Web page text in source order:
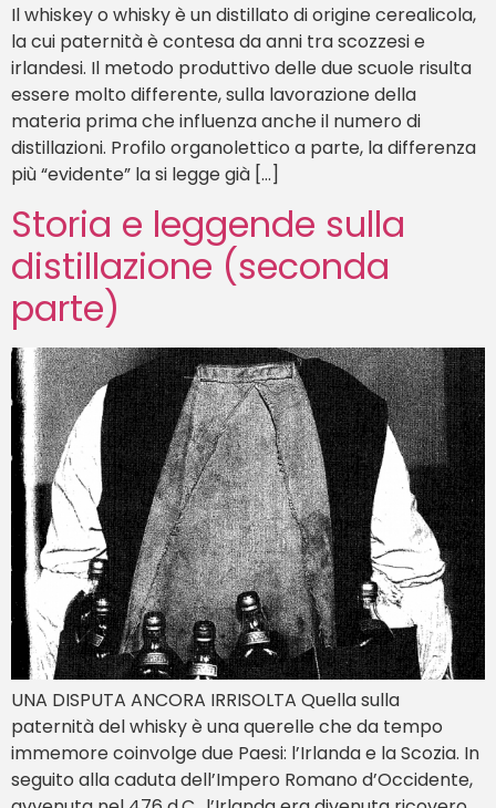
Il whiskey o whisky è un distillato di origine cerealicola,
la cui paternità è contesa da anni tra scozzesi e
irlandesi. Il metodo produttivo delle due scuole risulta
essere molto differente, sulla lavorazione della
materia prima che influenza anche il numero di
distillazioni. Profilo organolettico a parte, la differenza
più “evidente” la si legge già […]
Storia e leggende sulla
distillazione (seconda
parte)
UNA DISPUTA ANCORA IRRISOLTA Quella sulla
paternità del whisky è una querelle che da tempo
immemore coinvolge due Paesi: l’Irlanda e la Scozia. In
seguito alla caduta dell’Impero Romano d’Occidente,